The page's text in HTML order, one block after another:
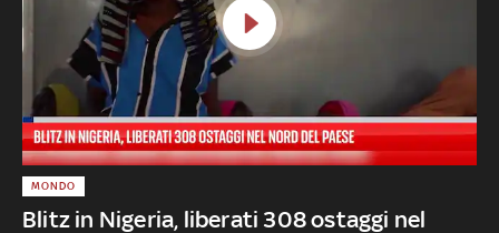
Blitz in Nigeria, liberati 308 ostaggi nel
MONDO